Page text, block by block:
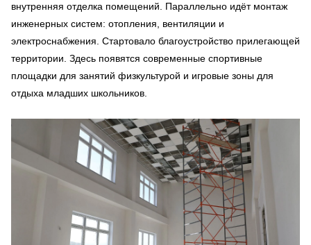
внутренняя отделка помещений. Параллельно идёт монтаж
инженерных систем: отопления, вентиляции и
электроснабжения. Стартовало благоустройство прилегающей
территории. Здесь появятся современные спортивные
площадки для занятий физкультурой и игровые зоны для
отдыха младших школьников.